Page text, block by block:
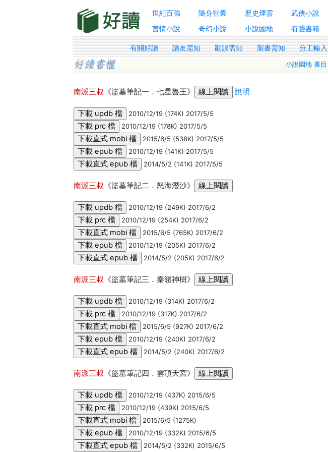
世紀百強 隨身智囊 歷史煙雲 武俠小說
言情小說
奇幻小說 小說園地 有聲書籍
有關好讀 讀友需知 勘誤需知 製書需知 分工輸入
小說園地 書目
南派三叔 《盜墓筆記一．七星魯王》 說明
2010/12/19 (174K) 2017/5/5
2010/12/19 (178K) 2017/5/5
2015/6/5 (538K) 2017/5/5
2010/12/19 (141K) 2017/5/5
2014/5/2 (141K) 2017/5/5
南派三叔 《盜墓筆記二．怒海潛沙》
2010/12/19 (249K) 2017/6/2
2010/12/19 (254K) 2017/6/2
2015/6/5 (765K) 2017/6/2
2010/12/19 (205K) 2017/6/2
2014/5/2 (205K) 2017/6/2
南派三叔 《盜墓筆記三．秦嶺神樹》
2010/12/19 (314K) 2017/6/2
2010/12/19 (317K) 2017/6/2
2015/6/5 (927K) 2017/6/2
2010/12/19 (240K) 2017/6/2
2014/5/2 (240K) 2017/6/2
南派三叔 《盜墓筆記四．雲頂天宮》
2010/12/19 (437K) 2015/6/5
2010/12/19 (439K) 2015/6/5
2015/6/5 (1275K)
2010/12/19 (332K) 2015/6/5
2014/5/2 (332K) 2015/6/5